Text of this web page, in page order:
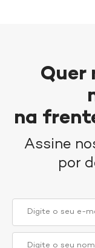
Quer
na
Assine
por